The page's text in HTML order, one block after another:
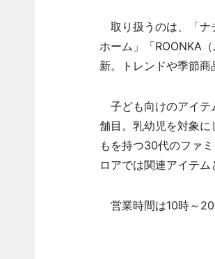
取り扱うのは、「ナ
ホーム」「ROONKA
新。トレンドや季節商
子ども向けのアイテ
舗目。乳幼児を対象
もを持つ30代のファ
ロアでは関連アイテム
営業時間は10時～20